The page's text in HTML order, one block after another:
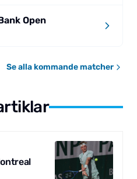
Open
Se alla kommande matcher